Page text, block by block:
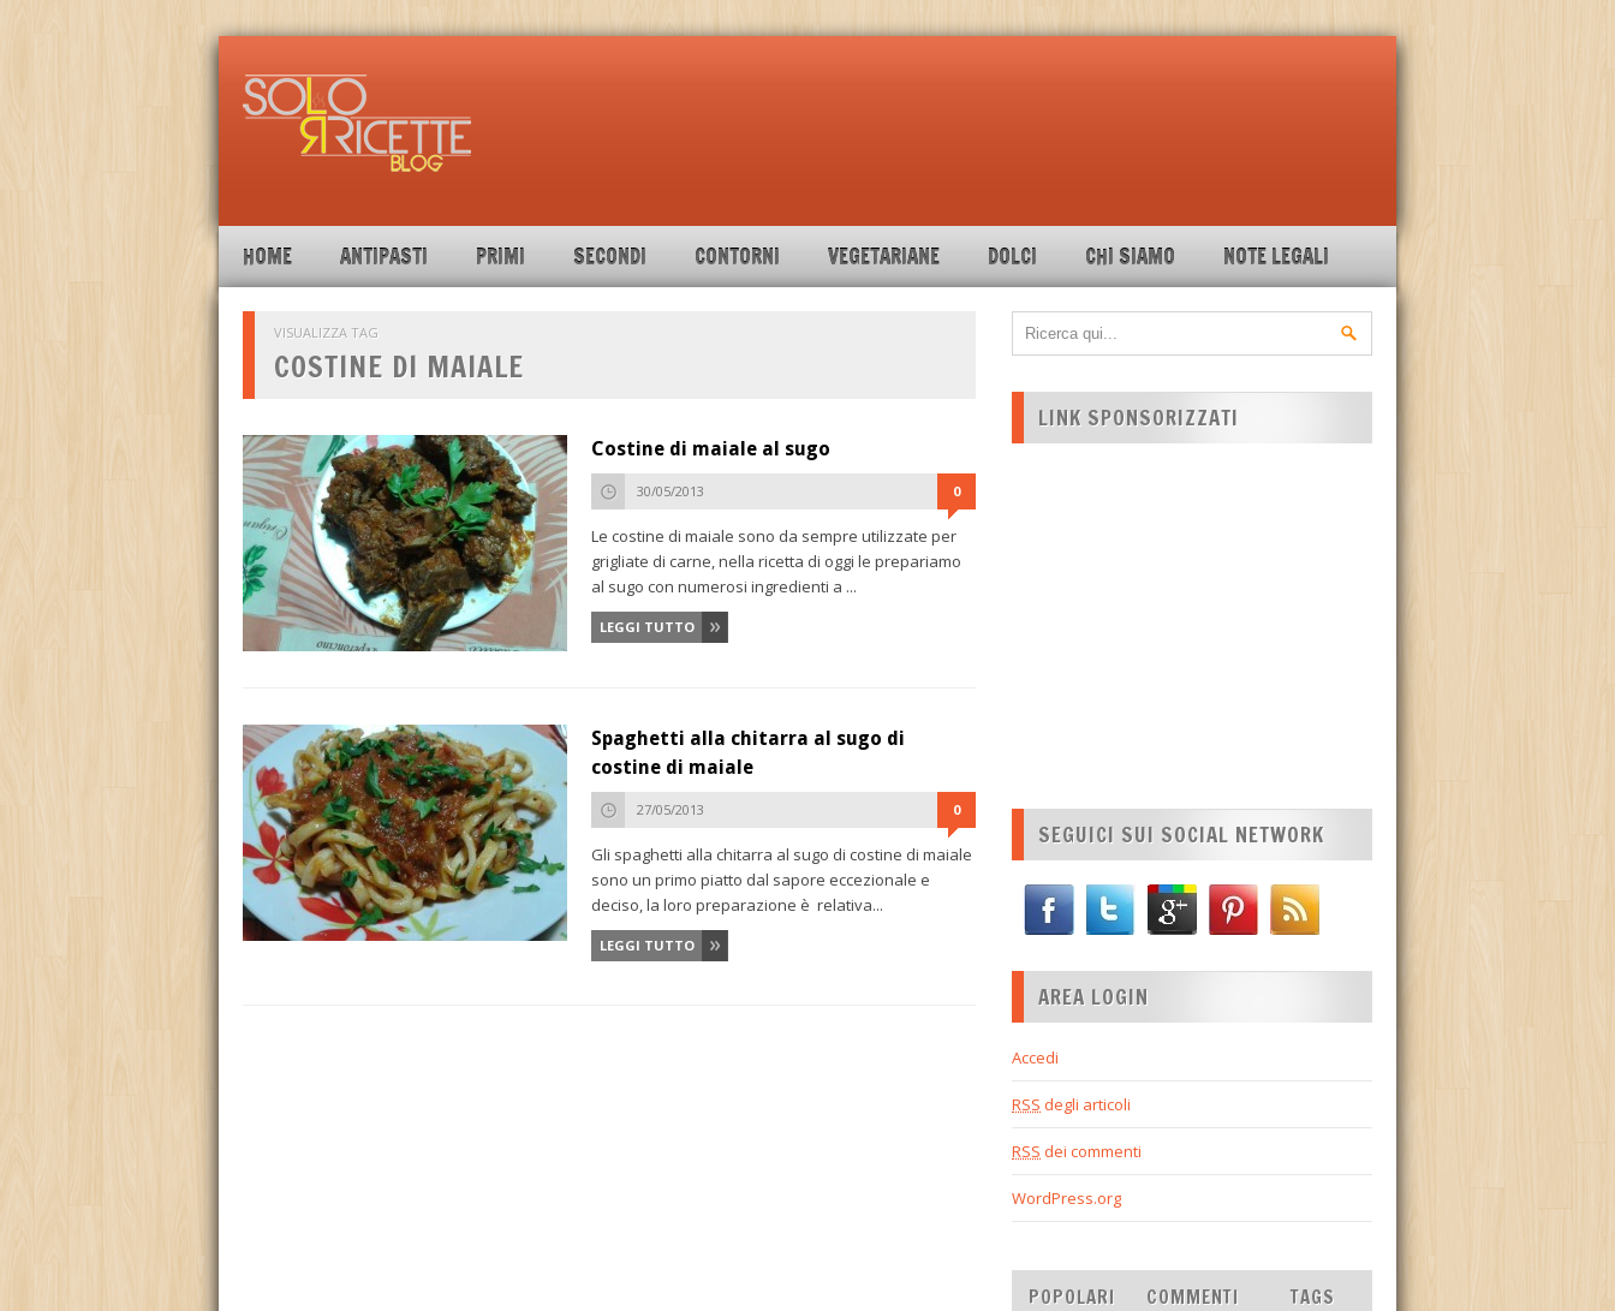
HOME ANTIPASTI PRIMI SECONDI CONTORNI VEGETARIANE DOLCI CHI SIAMO NOTE LEGALI
VISUALIZZA TAG
COSTINE DI MAIALE
Costine di maiale al sugo
30/05/2013 0
Le costine di maiale sono da sempre utilizzate per
grigliate di carne, nella ricetta di oggi le prepariamo
al sugo con numerosi ingredienti a ...
LEGGI TUTTO
Spaghetti alla chitarra al sugo di
costine di maiale
27/05/2013 0
Gli spaghetti alla chitarra al sugo di costine di maiale
sono un primo piatto dal sapore eccezionale e
deciso, la loro preparazione è relativa...
LEGGI TUTTO
LINK SPONSORIZZATI
SEGUICI SUI SOCIAL NETWORK
AREA LOGIN
Accedi
RSS degli articoli
RSS dei commenti
WordPress.org
POPOLARI COMMENTI TAGS